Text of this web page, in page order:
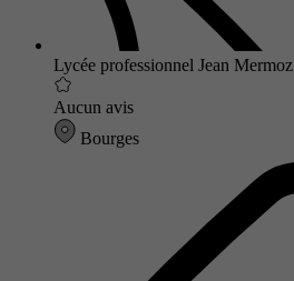
Lycée professionnel Jean Mermoz
Aucun avis
Bourges